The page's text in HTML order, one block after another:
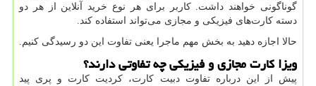
گوناگونی خواهند داشت. کاربر برای هر نوع خرید آنلاین از هر دو
دسته کارت‌های فیزیکی و مجازی می‌تواند استفاده کند.
حالا اجازه دهید به بخش مهم ماجرا یعنی تفاوت این دو رسیدگی کنیم.
ویزا کارت مجازی و فیزیکی چه تفاوتی دارند؟
پیش از این درباره تفاوت دبیت کارت، کردیت کارت و پری پید